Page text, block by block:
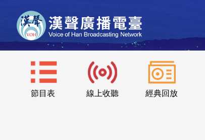
節目表 線上收聽 經典回放